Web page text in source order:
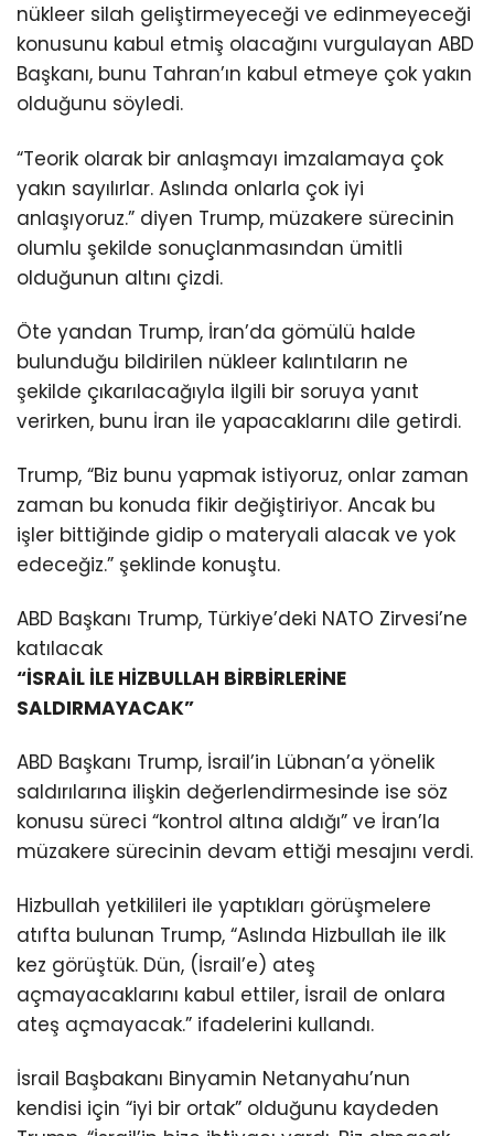
nükleer silah geliştirmeyeceği ve edinmeyeceği
konusunu kabul etmiş olacağını vurgulayan ABD
Başkanı, bunu Tahran’ın kabul etmeye çok yakın
olduğunu söyledi.
“Teorik olarak bir anlaşmayı imzalamaya çok
yakın sayılırlar. Aslında onlarla çok iyi
anlaşıyoruz.” diyen Trump, müzakere sürecinin
olumlu şekilde sonuçlanmasından ümitli
olduğunun altını çizdi.
Öte yandan Trump, İran’da gömülü halde
bulunduğu bildirilen nükleer kalıntıların ne
şekilde çıkarılacağıyla ilgili bir soruya yanıt
verirken, bunu İran ile yapacaklarını dile getirdi.
Trump, “Biz bunu yapmak istiyoruz, onlar zaman
zaman bu konuda fikir değiştiriyor. Ancak bu
işler bittiğinde gidip o materyali alacak ve yok
edeceğiz.” şeklinde konuştu.
ABD Başkanı Trump, Türkiye’deki NATO Zirvesi’ne
katılacak
“İSRAİL İLE HİZBULLAH BİRBİRLERİNE
SALDIRMAYACAK”
ABD Başkanı Trump, İsrail’in Lübnan’a yönelik
saldırılarına ilişkin değerlendirmesinde ise söz
konusu süreci “kontrol altına aldığı” ve İran’la
müzakere sürecinin devam ettiği mesajını verdi.
Hizbullah yetkilileri ile yaptıkları görüşmelere
atıfta bulunan Trump, “Aslında Hizbullah ile ilk
kez görüştük. Dün, (İsrail’e) ateş
açmayacaklarını kabul ettiler, İsrail de onlara
ateş açmayacak.” ifadelerini kullandı.
İsrail Başbakanı Binyamin Netanyahu’nun
kendisi için “iyi bir ortak” olduğunu kaydeden